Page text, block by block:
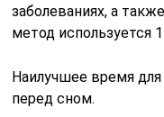
заболеваниях, а
метод используется
Наилучшее время для
перед сном.